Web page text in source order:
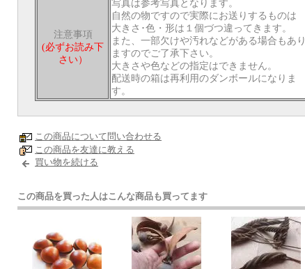
注意事項
(必ずお読み下
さい）
写真は参考写真となります。
自然の物ですので実際にお送りするものは
大きさ･色・形は１個づつ違ってきます。
また、一部欠けや汚れなどがある場合もあり
ますのでご了承下さい。
大きさや色などの指定はできません。
配送時の箱は再利用のダンボールになりま
す。
この商品について問い合わせる
この商品を友達に教える
買い物を続ける
この商品を買った人はこんな商品も買ってます